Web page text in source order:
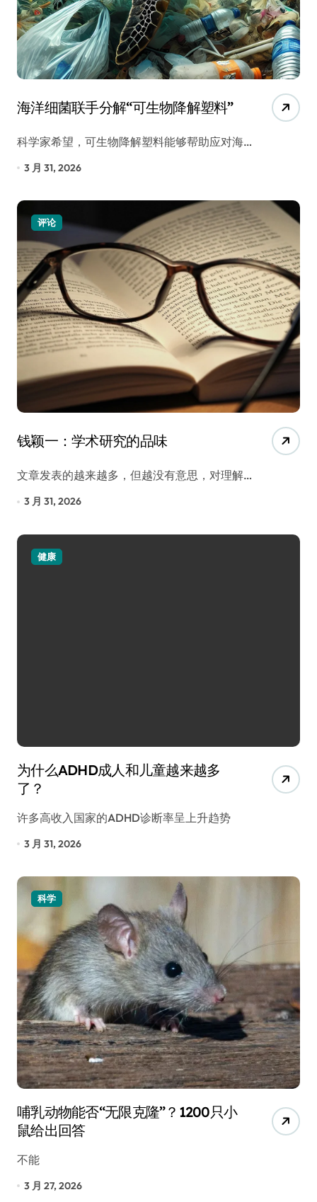
海洋细菌联手分解“可生物降解塑料”
科学家希望，可生物降解塑料能够帮助应对海…
3 月 31, 2026
评论
钱颖一：学术研究的品味
文章发表的越来越多，但越没有意思，对理解…
3 月 31, 2026
健康
为什么ADHD成人和儿童越来越多
了？
许多高收入国家的ADHD诊断率呈上升趋势
3 月 31, 2026
科学
哺乳动物能否“无限克隆”？1200只小
鼠给出回答
不能
3 月 27, 2026